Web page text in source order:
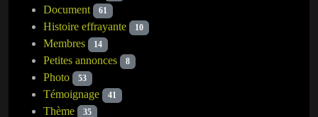
Document 61
Histoire effrayante 10
Membres 14
Petites annonces 8
Photo 53
Témoignage 41
Thème 35